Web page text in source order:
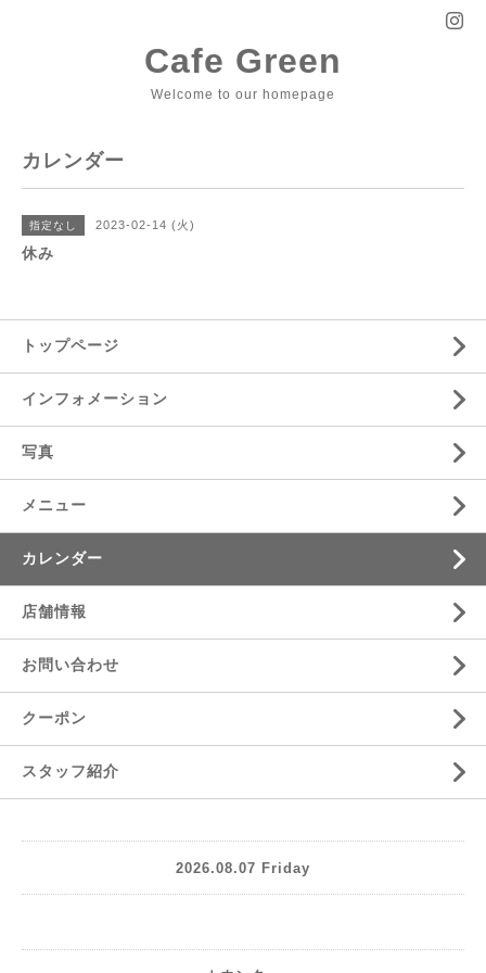
Cafe Green
Welcome to our homepage
カレンダー
指定なし 2023-02-14 (火)
休み
トップページ
インフォメーション
写真
メニュー
カレンダー
店舗情報
お問い合わせ
クーポン
スタッフ紹介
2026.08.07 Friday